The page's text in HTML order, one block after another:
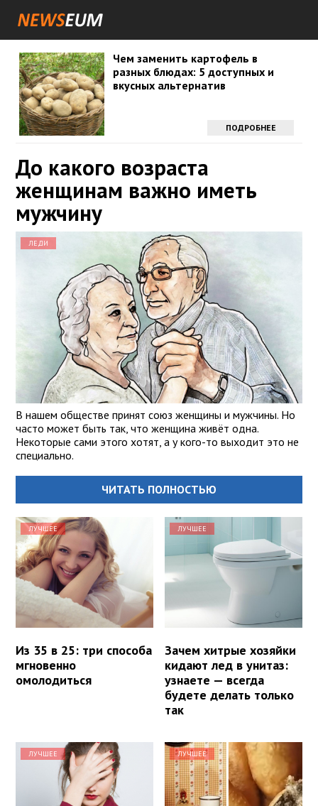
Чем заменить картофель в
разных блюдах: 5 доступных и
вкусных альтернатив
ПОДРОБНЕЕ
До какого возраста
женщинам важно иметь
мужчину
ЛЕДИ
В нашем обществе принят союз женщины и мужчины. Но
часто может быть так, что женщина живёт одна.
Некоторые сами этого хотят, а у кого-то выходит это не
специально.
ЧИТАТЬ ПОЛНОСТЬЮ
ЛУЧШЕЕ
Из 35 в 25: три способа
мгновенно
омолодиться
ЛУЧШЕЕ
Зачем хитрые хозяйки
кидают лед в унитаз:
узнаете — всегда
будете делать только
так
ЛУЧШЕЕ ЛУЧШЕЕ